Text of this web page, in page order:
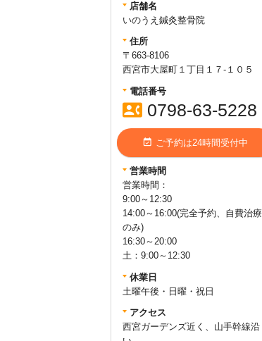
店舗名
いのうえ鍼灸整骨院
住所
〒663-8106
西宮市大屋町１丁目１７-１０５
電話番号
contact_phone 0798-63-5228
event_available ご予約は24時間受付中
営業時間
営業時間：
9:00～12:30
14:00～16:00(完全予約、自費治療
のみ)
16:30～20:00
土：9:00～12:30
休業日
土曜午後・日曜・祝日
アクセス
西宮ガーデンズ近く、山手幹線沿